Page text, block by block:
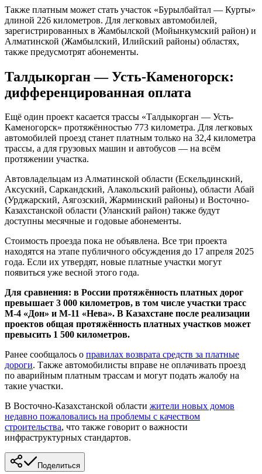
Также платным может стать участок «Бурылбайтал — Курты»
длиной 226 километров. Для легковых автомобилей,
зарегистрированных в Жамбылской (Мойынкумский район) и
Алматинской (Жамбылский, Илийский районы) областях,
также предусмотрят абонементы.
Талдыкорган — Усть-Каменогорск:
дифференцированная оплата
Ещё один проект касается трассы «Талдыкорган — Усть-
Каменогорск» протяжённостью 773 километра. Для легковых
автомобилей проезд станет платным только на 32,4 километра
трассы, а для грузовых машин и автобусов — на всём
протяжении участка.
Автовладельцам из Алматинской области (Ескельдинский,
Аксуский, Саркандский, Алакольский районы), области Абай
(Урджарский, Аягозский, Жарминский районы) и Восточно-
Казахстанской области (Уланский район) также будут
доступны месячные и годовые абонементы.
Стоимость проезда пока не объявлена. Все три проекта
находятся на этапе публичного обсуждения до 17 апреля 2025
года. Если их утвердят, новые платные участки могут
появиться уже весной этого года.
Для сравнения: в России протяжённость платных дорог
превышает 3 000 километров, в том числе участки трасс
М-4 «Дон» и М-11 «Нева». В Казахстане после реализации
проектов общая протяжённость платных участков может
превысить 1 500 километров.
Ранее сообщалось о правилах возврата средств за платные
дороги. Также автомобилисты вправе не оплачивать проезд
по аварийным платным трассам и могут подать жалобу на
такие участки.
В Восточно-Казахстанской области жители новых домов
недавно пожаловались на проблемы с качеством
строительства, что также говорит о важности
инфраструктурных стандартов.
Поделиться